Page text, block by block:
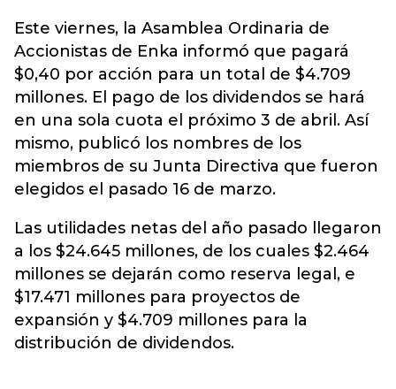
Este viernes, la Asamblea Ordinaria de
Accionistas de Enka informó que pagará
$0,40 por acción para un total de $4.709
millones. El pago de los dividendos se hará
en una sola cuota el próximo 3 de abril. Así
mismo, publicó los nombres de los
miembros de su Junta Directiva que fueron
elegidos el pasado 16 de marzo.
Las utilidades netas del año pasado llegaron
a los $24.645 millones, de los cuales $2.464
millones se dejarán como reserva legal, e
$17.471 millones para proyectos de
expansión y $4.709 millones para la
distribución de dividendos.